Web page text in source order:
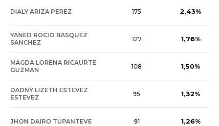
DIALY ARIZA PEREZ 175 2,43%
YANED ROCIO BASQUEZ
SANCHEZ
127 1,76%
MAGDA LORENA RICAURTE
GUZMAN
108 1,50%
DADNY LIZETH ESTEVEZ
ESTEVEZ
95 1,32%
JHON DAIRO TUPANTEVE 91 1,26%